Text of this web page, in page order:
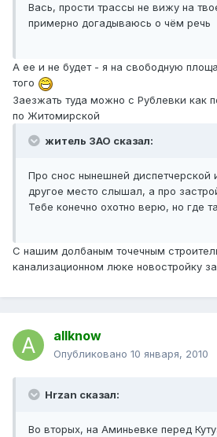
Вась, прости трассы не вижу на
примерно догадываюсь о чём речь
А ее и не будет - я на свободную
того
Заезжать туда можно с Рублевки как
по Житомирской
житель ЗАО сказал:
Про снос нынешней диспетчерской
другое место слышал, а про
Тебе конечно охотно верю, но где
С нашим долбаным точечным
канализационном люке новостройку
allknow
Опубликовано 10 января, 2010
Hrzan сказал:
Во вторых, на Аминьевке перед